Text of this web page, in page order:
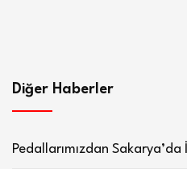
Diğer Haberler
Pedallarımızdan Sakarya’da